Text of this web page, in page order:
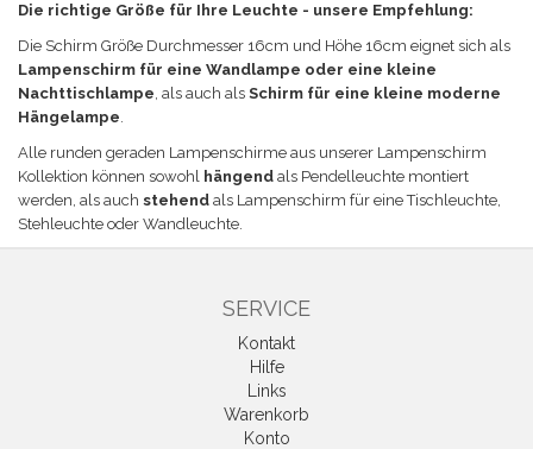
Die richtige Größe für Ihre Leuchte - unsere Empfehlung:
Die Schirm Größe Durchmesser 16cm und Höhe 16cm eignet sich als
Lampenschirm für eine Wandlampe oder eine kleine
Nachttischlampe, als auch als Schirm für eine kleine moderne
Hängelampe.
Alle runden geraden Lampenschirme aus unserer Lampenschirm
Kollektion können sowohl hängend als Pendelleuchte montiert
werden, als auch stehend als Lampenschirm für eine Tischleuchte,
Stehleuchte oder Wandleuchte.
SERVICE
Kontakt
Hilfe
Links
Warenkorb
Konto